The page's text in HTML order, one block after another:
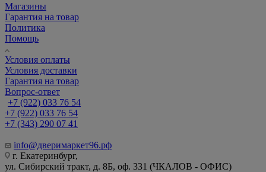
Магазины
Гарантия на товар
Политика
Помощь
Условия оплаты
Условия доставки
Гарантия на товар
Вопрос-ответ
+7 (922) 033 76 54
+7 (922) 033 76 54
+7 (343) 290 07 41
info@дверимаркет96.рф
г. Екатеринбург,
ул. Сибирский тракт, д. 8Б, оф. 331 (ЧКАЛОВ - ОФИС)